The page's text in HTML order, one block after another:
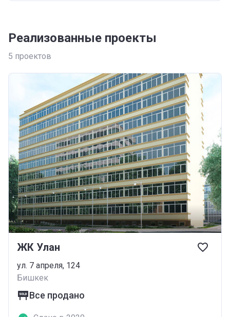
Реализованные проекты
5 проектов
ЖК Улан
ул. 7 апреля, 124
Бишкек
Все продано